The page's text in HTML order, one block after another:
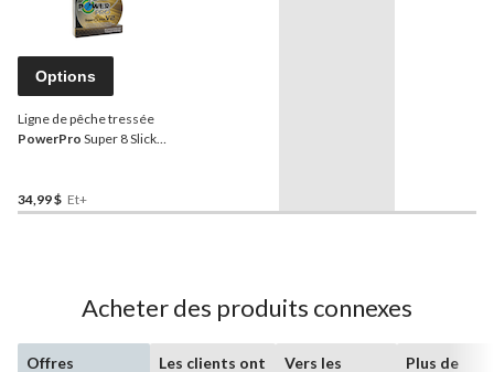
Options
Ligne de pêche tressée
PowerPro Super 8 Slick
34,99 $ Et+
Acheter des produits connexes
Offres Les clients ont Vers les Plus de